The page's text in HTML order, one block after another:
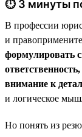
⏱ 3 минуты
В профессии
и
формулировать
внимание к
и логическое
Но понять из